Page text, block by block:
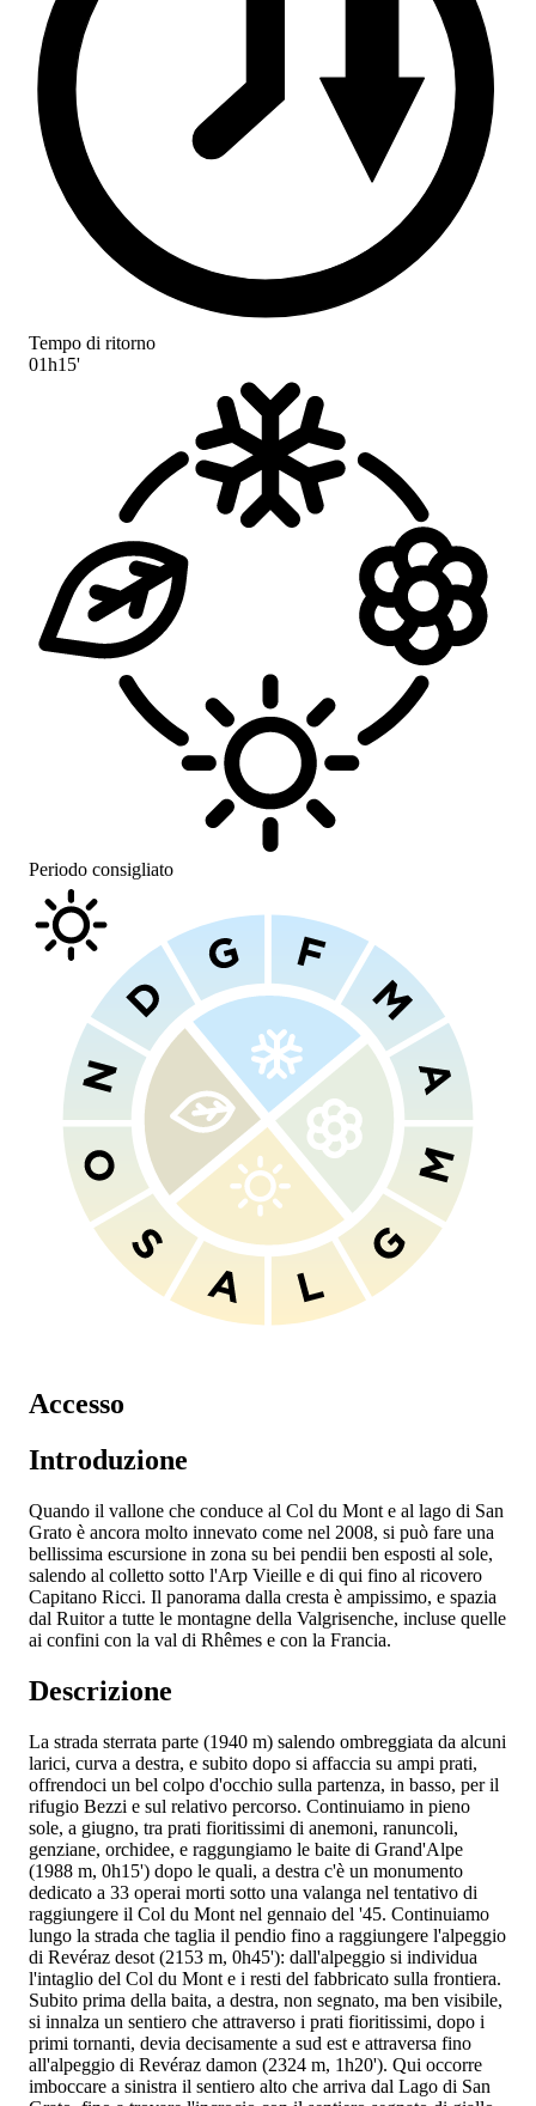
Tempo di ritorno
01h15'
Periodo consigliato
Accesso
Introduzione
Quando il vallone che conduce al Col du Mont e al lago di San
Grato è ancora molto innevato come nel 2008, si può fare una
bellissima escursione in zona su bei pendii ben esposti al sole,
salendo al colletto sotto l'Arp Vieille e di qui fino al ricovero
Capitano Ricci. Il panorama dalla cresta è ampissimo, e spazia
dal Ruitor a tutte le montagne della Valgrisenche, incluse quelle
ai confini con la val di Rhêmes e con la Francia.
Descrizione
La strada sterrata parte (1940 m) salendo ombreggiata da alcuni
larici, curva a destra, e subito dopo si affaccia su ampi prati,
offrendoci un bel colpo d'occhio sulla partenza, in basso, per il
rifugio Bezzi e sul relativo percorso. Continuiamo in pieno
sole, a giugno, tra prati fioritissimi di anemoni, ranuncoli,
genziane, orchidee, e raggungiamo le baite di Grand'Alpe
(1988 m, 0h15') dopo le quali, a destra c'è un monumento
dedicato a 33 operai morti sotto una valanga nel tentativo di
raggiungere il Col du Mont nel gennaio del '45. Continuiamo
lungo la strada che taglia il pendio fino a raggiungere l'alpeggio
di Revéraz desot (2153 m, 0h45'): dall'alpeggio si individua
l'intaglio del Col du Mont e i resti del fabbricato sulla frontiera.
Subito prima della baita, a destra, non segnato, ma ben visibile,
si innalza un sentiero che attraverso i prati fioritissimi, dopo i
primi tornanti, devia decisamente a sud est e attraversa fino
all'alpeggio di Revéraz damon (2324 m, 1h20'). Qui occorre
imboccare a sinistra il sentiero alto che arriva dal Lago di San